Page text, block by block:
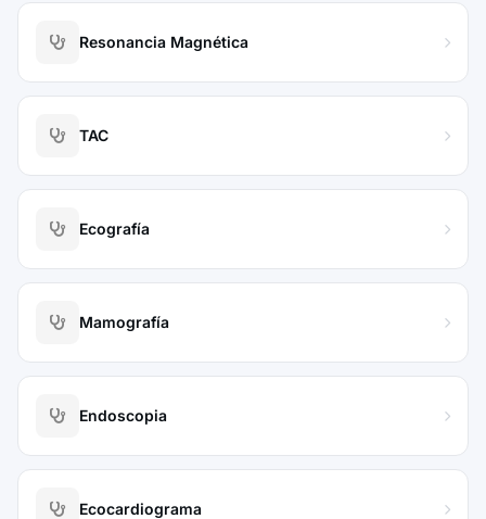
Resonancia Magnética
TAC
Ecografía
Mamografía
Endoscopia
Ecocardiograma